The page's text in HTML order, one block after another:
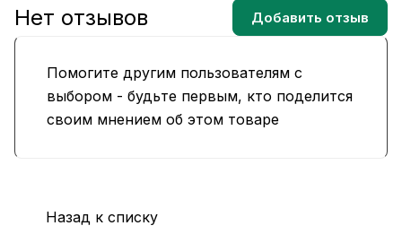
Помогите другим пользователям с
выбором - будьте первым, кто поделится
своим мнением об этом товаре
Нет отзывов Добавить отзыв
Назад к списку